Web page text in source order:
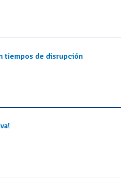
tiempos de disrupción